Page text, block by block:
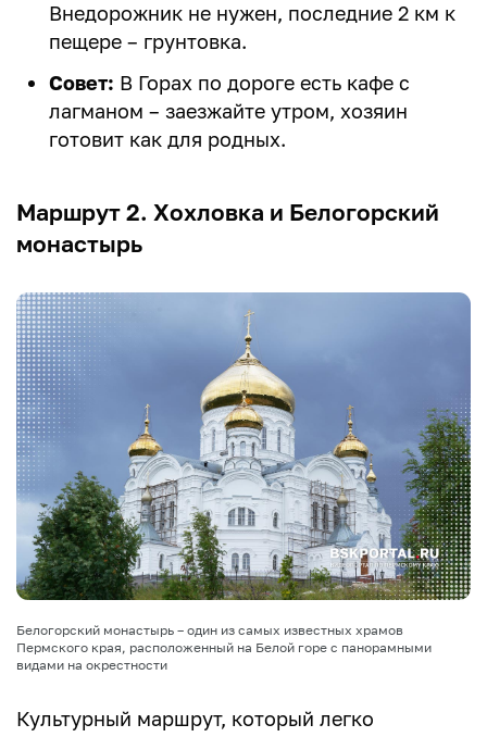
Внедорожник не нужен, последние 2 км к
пещере – грунтовка.
Совет: В Горах по дороге есть кафе с
лагманом – заезжайте утром, хозяин
готовит как для родных.
Маршрут 2. Хохловка и Белогорский
монастырь
Белогорский монастырь – один из самых известных храмов
Пермского края, расположенный на Белой горе с панорамными
видами на окрестности
Культурный маршрут, который легко